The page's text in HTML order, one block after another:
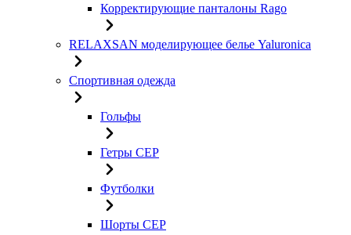
Корректирующие панталоны Rago
RELAXSAN моделирующее белье Yaluroniсa
Спортивная одежда
Гольфы
Гетры CEP
Футболки
Шорты CEP